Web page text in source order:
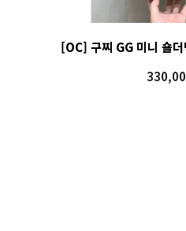
[OC] 구찌 GG 미니 숄